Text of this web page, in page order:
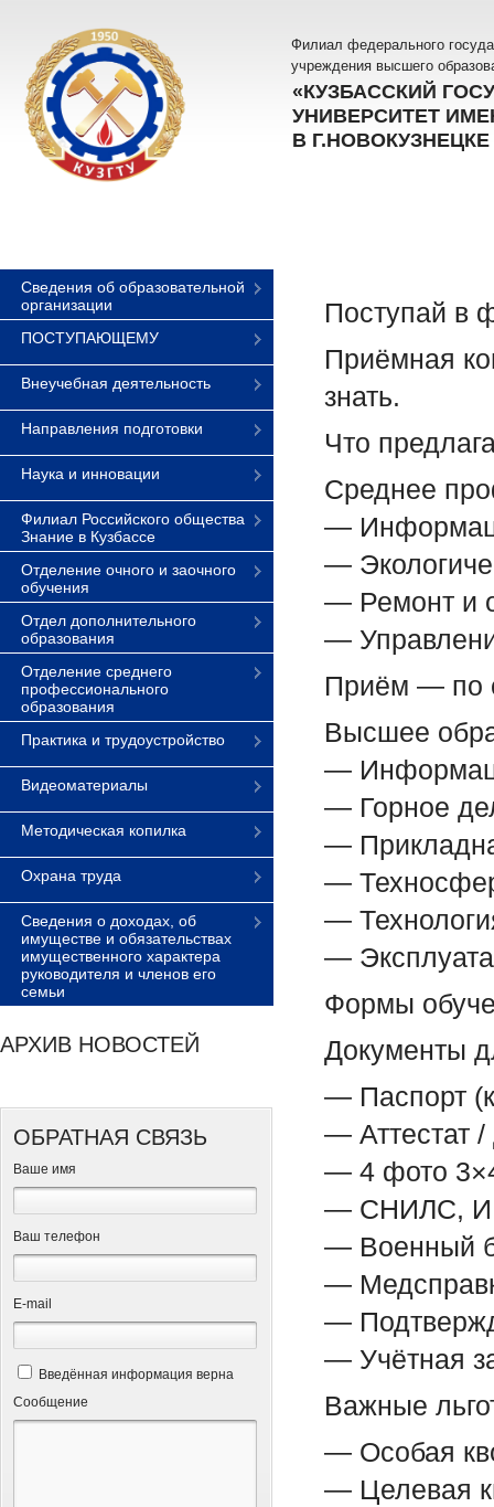
Филиал федерального
учреждения высшего
«КУЗБАССКИЙ
УНИВЕРСИТЕТ
В Г.НОВОКУЗНЕЦКЕ
Сведения об образовательной
организации
ПОСТУПАЮЩЕМУ
Внеучебная деятельность
Направления подготовки
Наука и инновации
Филиал Российского общества
Знание в Кузбассе
Отделение очного и заочного
обучения
Отдел дополнительного
образования
Отделение среднего
профессионального
образования
Практика и трудоустройство
Видеоматериалы
Методическая копилка
Охрана труда
Сведения о доходах, об
имуществе и обязательствах
имущественного характера
руководителя и членов его
семьи
АРХИВ НОВОСТЕЙ
ОБРАТНАЯ СВЯЗЬ
Ваше имя
Ваш телефон
Е-mail
Введённая информация верна
Сообщение
Поступай в
Приёмная
знать.
Что
Среднее
—
—
— Ремонт и
—
Приём — по
Высшее
—
— Горное
—
—
—
—
Формы
Документы
— Паспорт
— Аттестат
— 4 фото
— СНИЛС,
— Военный
—
—
— Учётная
Важные
— Особая
— Целевая